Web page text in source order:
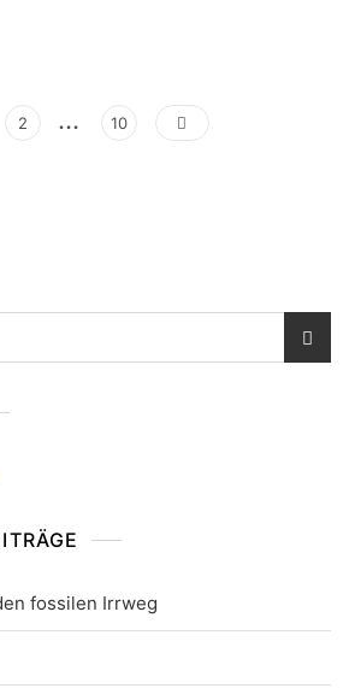
Seitennummerierung
Page
2 … Page
10
fossilen Irrweg